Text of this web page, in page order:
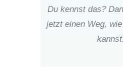
Du kennst das?
jetzt einen Weg,
kannst.